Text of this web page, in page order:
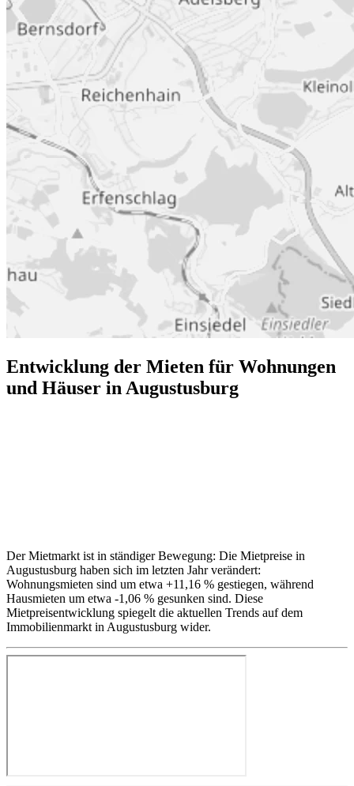
Entwicklung der Mieten für Wohnungen
und Häuser in Augustusburg
Der Mietmarkt ist in ständiger Bewegung: Die Mietpreise in
Augustusburg haben sich im letzten Jahr verändert:
Wohnungsmieten sind um etwa +11,16 % gestiegen, während
Hausmieten um etwa -1,06 % gesunken sind. Diese
Mietpreisentwicklung spiegelt die aktuellen Trends auf dem
Immobilienmarkt in Augustusburg wider.